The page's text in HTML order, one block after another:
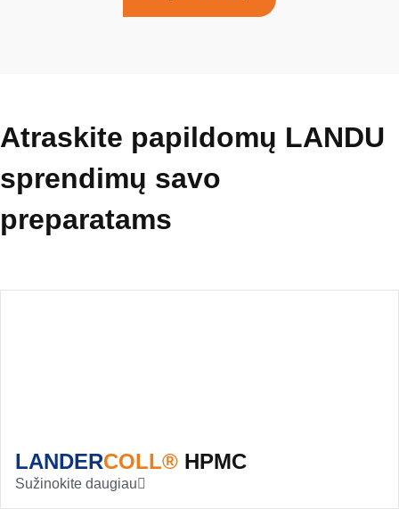
Atraskite papildomų LANDU
sprendimų savo
preparatams
LANDERCOLL® HPMC
Sužinokite daugiau